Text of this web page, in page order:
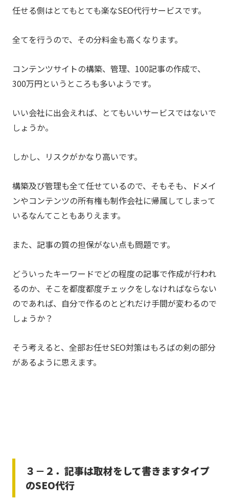
任せる側はとてもとても楽なSEO代行サービスです。
全てを行うので、その分料金も高くなります。
コンテンツサイトの構築、管理、100記事の作成で、
300万円というところも多いようです。
いい会社に出会えれば、とてもいいサービスではないで
しょうか。
しかし、リスクがかなり高いです。
構築及び管理も全て任せているので、そもそも、ドメイ
ンやコンテンツの所有権も制作会社に帰属してしまって
いるなんてこともありえます。
また、記事の質の担保がない点も問題です。
どういったキーワードでどの程度の記事で作成が行われ
るのか、そこを都度都度チェックをしなければならない
のであれば、自分で作るのとどれだけ手間が変わるので
しょうか？
そう考えると、全部お任せSEO対策はもろばの剣の部分
があるように思えます。
３－２．記事は取材をして書きますタイプ
のSEO代行